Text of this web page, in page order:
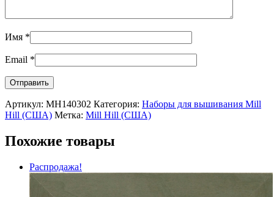
Имя *
Email *
Артикул: MH140302 Категория: Наборы для вышивания Mill
Hill (США) Метка: Mill Hill (США)
Похожие товары
Распродажа!